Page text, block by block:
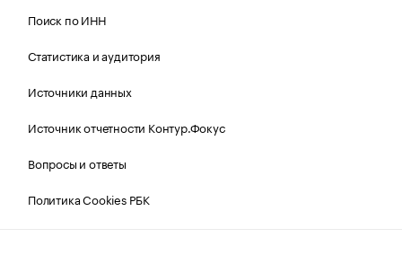
Поиск по ИНН
Статистика и аудитория
Источники данных
Источник отчетности Контур.Фокус
Вопросы и ответы
Политика Cookies РБК